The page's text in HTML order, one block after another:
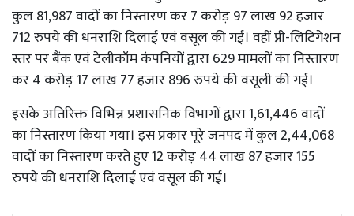
कुल 81,987 वादों का निस्तारण कर 7 करोड़ 97 लाख 92 हजार
712 रुपये की धनराशि दिलाई एवं वसूल की गई। वहीं प्री-लिटिगेशन
स्तर पर बैंक एवं टेलीकॉम कंपनियों द्वारा 629 मामलों का निस्तारण
कर 4 करोड़ 17 लाख 77 हजार 896 रुपये की वसूली की गई।
इसके अतिरिक्त विभिन्न प्रशासनिक विभागों द्वारा 1,61,446 वादों
का निस्तारण किया गया। इस प्रकार पूरे जनपद में कुल 2,44,068
वादों का निस्तारण करते हुए 12 करोड़ 44 लाख 87 हजार 155
रुपये की धनराशि दिलाई एवं वसूल की गई।